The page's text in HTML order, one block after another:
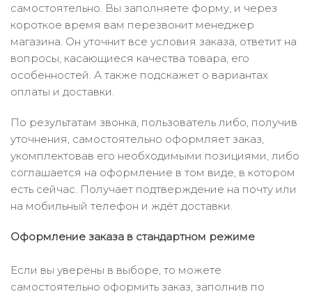
самостоятельно. Вы заполняете форму, и через
короткое время вам перезвонит менеджер
магазина. Он уточнит все условия заказа, ответит на
вопросы, касающиеся качества товара, его
особенностей. А также подскажет о вариантах
оплаты и доставки.
По результатам звонка, пользователь либо, получив
уточнения, самостоятельно оформляет заказ,
укомплектовав его необходимыми позициями, либо
соглашается на оформление в том виде, в котором
есть сейчас. Получает подтверждение на почту или
на мобильный телефон и ждёт доставки.
Оформление заказа в стандартном режиме
Если вы уверены в выборе, то можете
самостоятельно оформить заказ, заполнив по